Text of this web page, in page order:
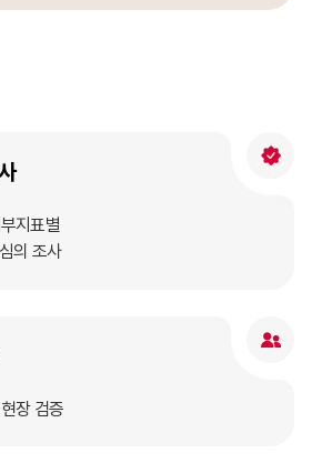
지표별
의 조사
장 검증